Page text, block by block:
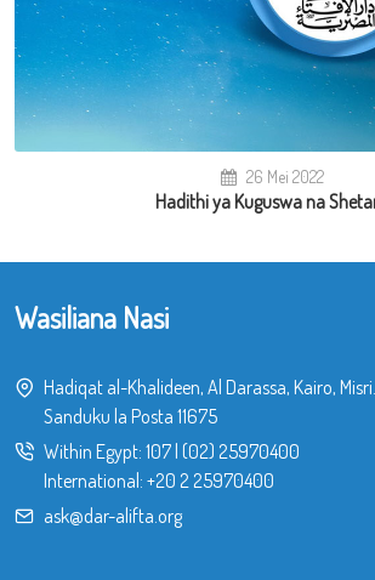
26 Mei 2022
Hadithi ya Kuguswa na
Wasiliana Nasi
Hadiqat al-Khalideen, Al Darassa, Kairo, Misri.
Sanduku la Posta 11675
Within Egypt: 107| (02) 25970400
International: +20 2 25970400
ask@dar-alifta.org